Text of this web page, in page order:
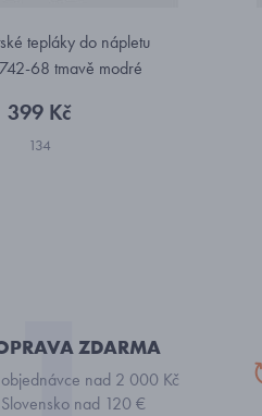
tepláky do nápletu
68 tmavě modré
399 Kč
134
ZDARMA
nad 2 000 Kč
nad 120 €